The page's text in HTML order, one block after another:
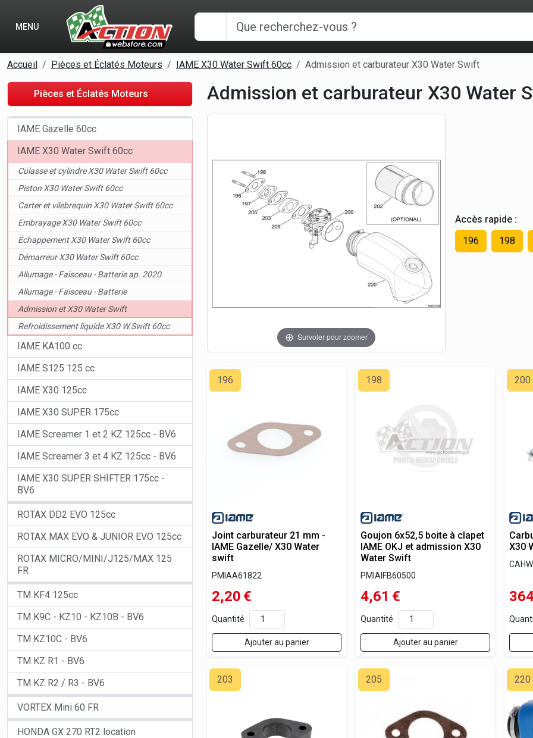
Panneau de gestion des cookies
MENU
Accueil Pièces et Éclatés Moteurs IAME X30 Water Swift 60cc Admission et carburateur X30 Water Swift
Admission et carburateur X30 Water
Survoler pour zoomer
Accès rapide :
196
198
196
Joint carburateur 21 mm -
IAME Gazelle/ X30 Water
swift
PMIAA61822
2,20 €
Quantité
Ajouter au panier
198
Goujon 6x52,5 boite à clapet
IAME OKJ et admission X30
Water Swift
PMIAIFB60500
4,61 €
Quantité
Ajouter au panier
200
X30
203 205 220
Pièces et Éclatés Moteurs
IAME Gazelle 60cc
IAME X30 Water Swift 60cc
Culasse et cylindre X30 Water Swift 60cc
Piston X30 Water Swift 60cc
Carter et vilebrequin X30 Water Swift 60cc
Embrayage X30 Water Swift 60cc
Échappement X30 Water Swift 60cc
Démarreur X30 Water Swift 60cc
Allumage - Faisceau - Batterie ap. 2020
Allumage - Faisceau - Batterie
Admission et X30 Water Swift
Refroidissement liquide X30 W.Swift 60cc
IAME KA100 cc
IAME S125 125 cc
IAME X30 125cc
IAME X30 SUPER 175cc
IAME Screamer 1 et 2 KZ 125cc - BV6
IAME Screamer 3 et 4 KZ 125cc - BV6
IAME X30 SUPER SHIFTER 175cc -
BV6
ROTAX DD2 EVO 125cc
ROTAX MAX EVO & JUNIOR EVO 125cc
ROTAX MICRO/MINI/J125/MAX 125
FR
TM KF4 125cc
TM K9C - KZ10 - KZ10B - BV6
TM KZ10C - BV6
TM KZ R1 - BV6
TM KZ R2 / R3 - BV6
VORTEX Mini 60 FR
HONDA GX 270 RT2 location